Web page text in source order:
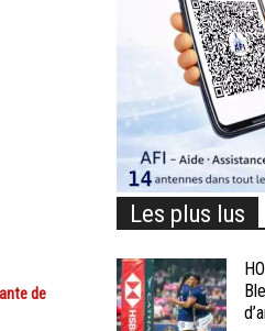
de
Les plus lus